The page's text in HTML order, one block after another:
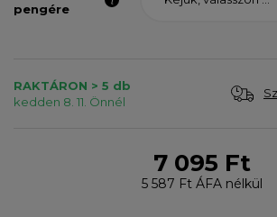
pengére
RAKTÁRON > 5 db
kedden 8. 11. Önnél
7 095 Ft
5 587 Ft ÁFA nélkül